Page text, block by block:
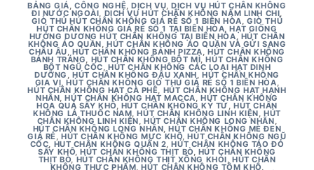
BẢNG GIÁ,CÔNG NGHỆ,DỊCH VỤ,DỊCH VỤ HÚT CHÂN KHÔNG
ĐI NƯỚC NGOÀI, DỊCH VỤ HÚT CHÂN KHÔNG NẤM LINH CHI,
GIÒ THỦ HÚT CHÂN KHÔNG GIÁ RẺ SỐ 1 BIÊN HÒA,GIÒ THỦ
HÚT CHÂN KHÔNG GIÁ RẺ SỐ 1 TẠI BIÊN HÒA,HẠT GIỐNG
HƯỚNG DƯƠNG HÚT CHÂN KHÔNG TẠI BIÊN HÒA, HÚT CHÂN
KHÔNG ÁO QUẦN,HÚT CHÂN KHÔNG ÁO QUẦN VÀ GỬI SANG
CHÂU ÂU,HÚT CHÂN KHÔNG BÁNH PIZZA,HÚT CHÂN KHÔNG
BÁNH TRÁNG, HÚT CHÂN KHÔNG BỘT MÌ,HÚT CHÂN KHÔNG
BỘT NGŨ CỐC,HÚT CHÂN KHÔNG CÁC LOẠI HẠT DINH
DƯỠNG ,HÚT CHÂN KHÔNG ĐẬU XANH,HÚT CHÂN KHÔNG
GIA VỊ,HÚT CHÂN KHÔNG GIÒ THỦ GIÁ RẺ SỐ 1 BIÊN HÒA,
HÚT CHÂN KHÔNG HẠT CÀ PHÊ, HÚT CHÂN KHÔNG HẠT HẠNH
NHÂN,HÚT CHÂN KHÔNG HẠT MACCA,HÚT CHÂN KHÔNG
HOA QUẢ SẤY KHÔ, HÚT CHÂN KHÔNG KỶ TỬ ,HÚT CHÂN
KHÔNG LÁ THUỐC NAM,HÚT CHÂN KHÔNG LINH KIỆN,HÚT
CHÂN KHÔNG LINH KIỆN,HÚT CHÂN KHÔNG LONG NHÃN,
HÚT CHÂN KHÔNG LONG NHÃN,HÚT CHÂN KHÔNG MÈ ĐEN
GIÁ RẺ, HÚT CHÂN KHÔNG MỰC KHÔ,HÚT CHÂN KHÔNG NGŨ
CỐC, HUT CHÂN KHÔNG QUẬN 2,HÚT CHÂN KHÔNG TÁO ĐỎ
SẤY KHÔ,HÚT CHÂN KHÔNG THỊT BÒ, HÚT CHÂN KHÔNG
THỊT BÒ, HÚT CHÂN KHÔNG THỊT XÔNG KHÓI, HÚT CHÂN
KHÔNG THỰC PHẨM,HÚT CHÂN KHÔNG TÔM KHÔ,